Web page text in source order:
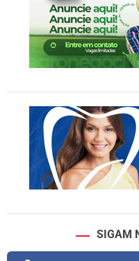
SIGAM